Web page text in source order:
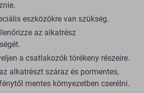
eszközökre van szükség.
az alkatrész
a csatlakozók törékeny részeire.
alkatrészt száraz és pormentes,
mentes környezetben cserélni.